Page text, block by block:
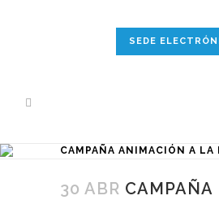
SEDE
CAMPAÑA ANIMACIÓN A
30 ABR CAMPAÑA